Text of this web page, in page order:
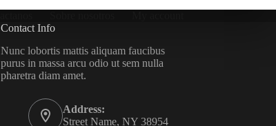
Contact Info
Nunc lobortis mattis aliquam faucibus
purus in massa arcu odio ut sem nulla
pharetra diam amet.
Address:
Street Name, NY 38954